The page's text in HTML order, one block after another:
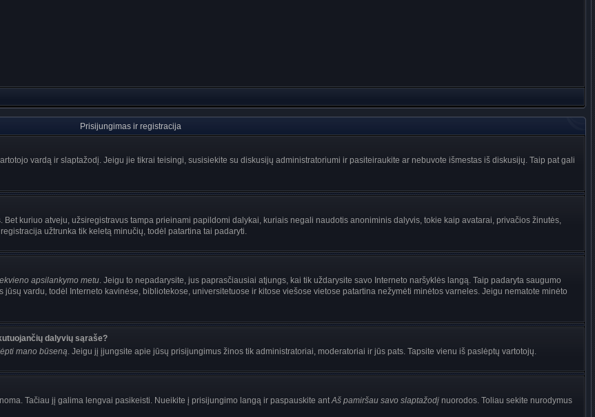
Prisijungimas ir registracija
vardą ir slaptažodį. Jeigu jie tikrai teisingi, susisiekite su diskusijų administratoriumi ir pasiteiraukite ar nebuvote išmestas iš diskusijų. Taip pat gali
kuriuo atveju, užsiregistravus tampa prieinami papildomi dalykai, kuriais negali naudotis anoniminis dalyvis, tokie kaip avatarai, privačios žinutės,
užtrunka tik keletą minučių, todėl patartina tai padaryti.
apsilankymo metu. Jeigu to nepadarysite, jus paprasčiausiai atjungs, kai tik uždarysite savo Interneto naršyklės langą. Taip padaryta saugumo
vardu, todėl Interneto kavinėse, bibliotekose, universitetuose ir kitose viešose vietose patartina nežymėti minėtos varneles. Jeigu nematote minėto
dalyvių sąraše?
mano būseną. Jeigu jį įjungsite apie jūsų prisijungimus žinos tik administratoriai, moderatoriai ir jūs pats. Tapsite vienu iš paslėptų vartotojų.
Tačiau jį galima lengvai pasikeisti. Nueikite į prisijungimo langą ir paspauskite antAš pamiršau savo slaptažodį nuorodos. Toliau sekite nurodymus